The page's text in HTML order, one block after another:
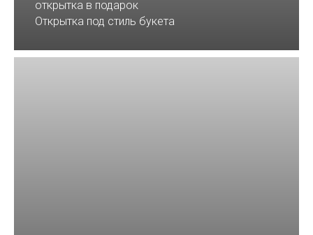
открытка в подарок
Открытка под стиль букета